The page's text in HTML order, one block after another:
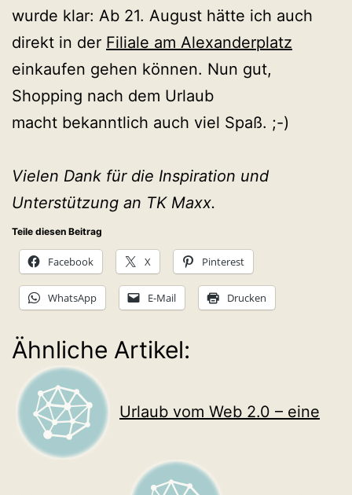
wurde klar: Ab 21. August hätte ich auch
direkt in der Filiale am Alexanderplatz
einkaufen gehen können. Nun gut,
Shopping nach dem Urlaub
macht bekanntlich auch viel Spaß. ;-)
Vielen Dank für die Inspiration und
Unterstützung an TK Maxx.
Teile diesen Beitrag
Facebook X Pinterest
WhatsApp E-Mail Drucken
Ähnliche Artikel:
Urlaub vom Web 2.0 – eine